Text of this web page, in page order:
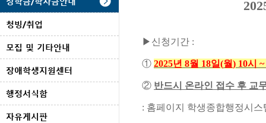
청빙/취업
모집 및 기타안내
장애학생지원센터
행정서식함
자유게시판
▶ 신청기간 :
① 2025년 8월 18일(월) 10시 ~
② 반드시 온라인 접수 후 교
: 홈페이지 학생종합행정시